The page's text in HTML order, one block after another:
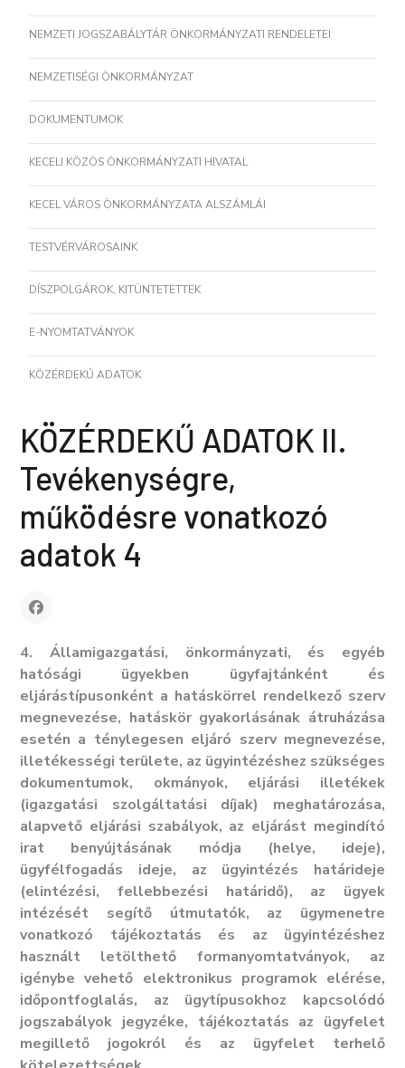
NEMZETI JOGSZABÁLYTÁR ÖNKORMÁNYZATI RENDELETEI
NEMZETISÉGI ÖNKORMÁNYZAT
DOKUMENTUMOK
KECELI KÖZÖS ÖNKORMÁNYZATI HIVATAL
KECEL VÁROS ÖNKORMÁNYZATA ALSZÁMLÁI
TESTVÉRVÁROSAINK
DÍSZPOLGÁROK, KITÜNTETETTEK
E-NYOMTATVÁNYOK
KÖZÉRDEKŰ ADATOK
KÖZÉRDEKŰ ADATOK II.
Tevékenységre,
működésre vonatkozó
adatok 4
4. Államigazgatási, önkormányzati, és egyéb
hatósági ügyekben ügyfajtánként és
eljárástípusonként a hatáskörrel rendelkező szerv
megnevezése, hatáskör gyakorlásának átruházása
esetén a ténylegesen eljáró szerv megnevezése,
illetékességi területe, az ügyintézéshez szükséges
dokumentumok, okmányok, eljárási illetékek
(igazgatási szolgáltatási díjak) meghatározása,
alapvető eljárási szabályok, az eljárást megindító
irat benyújtásának módja (helye, ideje),
ügyfélfogadás ideje, az ügyintézés határideje
(elintézési, fellebbezési határidő), az ügyek
intézését segítő útmutatók, az ügymenetre
vonatkozó tájékoztatás és az ügyintézéshez
használt letölthető formanyomtatványok, az
igénybe vehető elektronikus programok elérése,
időpontfoglalás, az ügytípusokhoz kapcsolódó
jogszabályok jegyzéke, tájékoztatás az ügyfelet
megillető jogokról és az ügyfelet terhelő